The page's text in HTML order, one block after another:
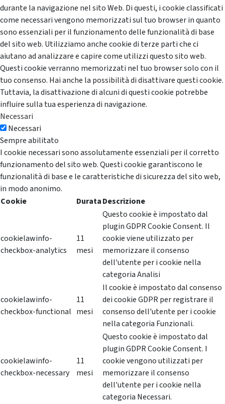
durante la navigazione nel sito Web. Di questi, i cookie classificati
come necessari vengono memorizzati sul tuo browser in quanto
sono essenziali per il funzionamento delle funzionalità di base
del sito web. Utilizziamo anche cookie di terze parti che ci
aiutano ad analizzare e capire come utilizzi questo sito web.
Questi cookie verranno memorizzati nel tuo browser solo con il
tuo consenso. Hai anche la possibilità di disattivare questi cookie.
Tuttavia, la disattivazione di alcuni di questi cookie potrebbe
influire sulla tua esperienza di navigazione.
Necessari
Necessari
Sempre abilitato
I cookie necessari sono assolutamente essenziali per il corretto
funzionamento del sito web. Questi cookie garantiscono le
funzionalità di base e le caratteristiche di sicurezza del sito web,
in modo anonimo.
Cookie
DurataDescrizione
cookielawinfo-
checkbox-analytics
11
mesi
Questo cookie è impostato dal
plugin GDPR Cookie Consent. Il
cookie viene utilizzato per
memorizzare il consenso
dell'utente per i cookie nella
categoria Analisi
cookielawinfo-
checkbox-functional
11
mesi
Il cookie è impostato dal consenso
dei cookie GDPR per registrare il
consenso dell'utente per i cookie
nella categoria Funzionali.
cookielawinfo-
checkbox-necessary
11
mesi
Questo cookie è impostato dal
plugin GDPR Cookie Consent. I
cookie vengono utilizzati per
memorizzare il consenso
dell'utente per i cookie nella
categoria Necessari.